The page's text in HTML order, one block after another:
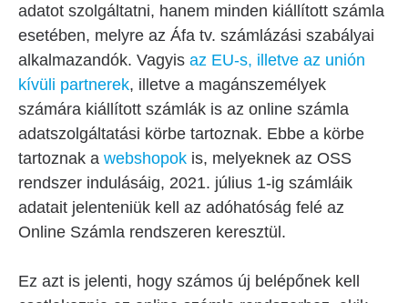
adatot szolgáltatni, hanem minden kiállított számla
esetében, melyre az Áfa tv. számlázási szabályai
alkalmazandók. Vagyis az EU-s, illetve az unión
kívüli partnerek, illetve a magánszemélyek
számára kiállított számlák is az online számla
adatszolgáltatási körbe tartoznak. Ebbe a körbe
tartoznak a webshopok is, melyeknek az OSS
rendszer indulásáig, 2021. július 1-ig számláik
adatait jelenteniük kell az adóhatóság felé az
Online Számla rendszeren keresztül.
Ez azt is jelenti, hogy számos új belépőnek kell